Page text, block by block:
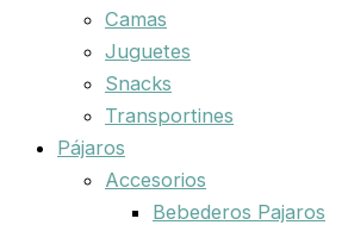
Camas
Juguetes
Snacks
Transportines
Pájaros
Accesorios
Bebederos Pajaros